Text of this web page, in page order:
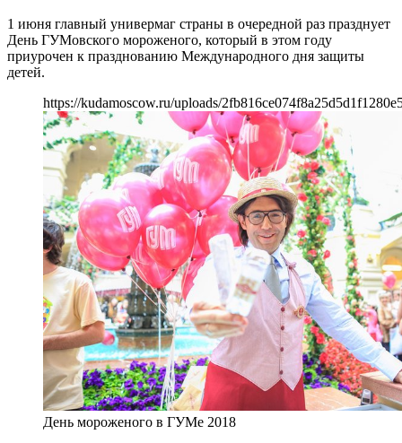
1 июня главный универмаг страны в очередной раз празднует
День ГУМовского мороженого, который в этом году
приурочен к празднованию Международного дня защиты
детей.
https://kudamoscow.ru/uploads/
День мороженого в ГУМе 2018